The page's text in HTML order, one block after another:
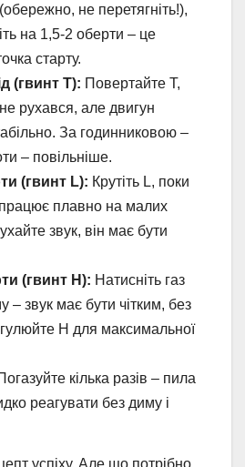
не перетягніть!),
на 1,5-2 оберти – це
старту.
(гвинт T): Повертайте T,
рухався, але двигун
За годинниковою –
– повільніше.
(гвинт L): Крутіть L, поки
плавно на малих
звук, він має бути
(гвинт H): Натисніть газ
– звук має бути чітким, без
H для максимальної
кілька разів – пила
реагувати без диму і
успіху. Але що потрібно